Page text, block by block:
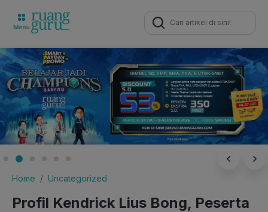
Search
for:
Home Uncategorized
Profil Kendrick Lius Bong, Peserta